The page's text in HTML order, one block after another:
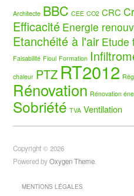
Architecte BBC CEE CO2 CRC
Efficacité Energie
Etanchéité à l'air Etude
Faisabilité Fioul Formation
chaleur PTZ RT2012
Rénovation Rénovation
Sobriété TVA Ventilation
Copyright © 2026
Powered byOxygen Theme
MENTIONS LÉGALES